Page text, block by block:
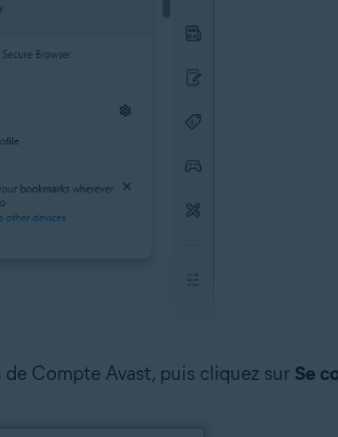
Compte Avast, puis cliquez sur Se